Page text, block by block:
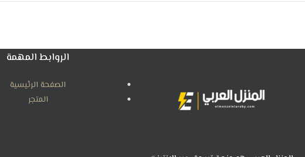
الروابط المهمة
الصفحة الرئيسية
المتجر